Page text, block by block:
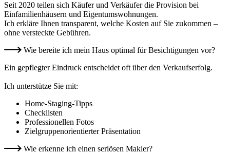
Seit 2020 teilen sich Käufer und Verkäufer die Provision bei
Einfamilienhäusern und Eigentumswohnungen.
Ich erkläre Ihnen transparent, welche Kosten auf Sie zukommen –
ohne versteckte Gebühren.
Wie bereite ich mein Haus optimal für Besichtigungen vor?
Ein gepflegter Eindruck entscheidet oft über den Verkaufserfolg.
Ich unterstütze Sie mit:
Home‑Staging‑Tipps
Checklisten
Professionellen Fotos
Zielgruppenorientierter Präsentation
Wie erkenne ich einen seriösen Makler?